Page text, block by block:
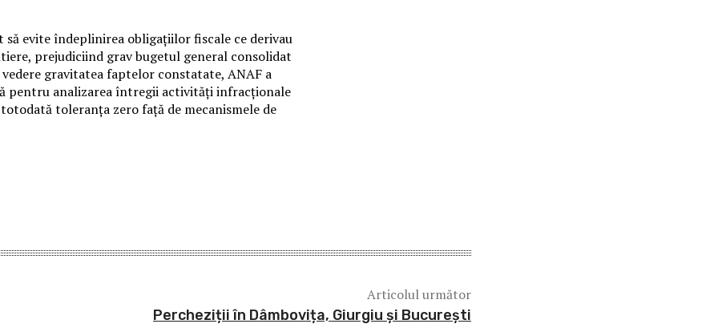
să evite îndeplinirea obligațiilor fiscale ce derivau
prejudiciind grav bugetul general consolidat
gravitatea faptelor constatate, ANAF a
pentru analizarea întregii activități infracționale
toleranța zero față de mecanismele de
Articolul următor
Percheziții în Dâmbovița, Giurgiu și București